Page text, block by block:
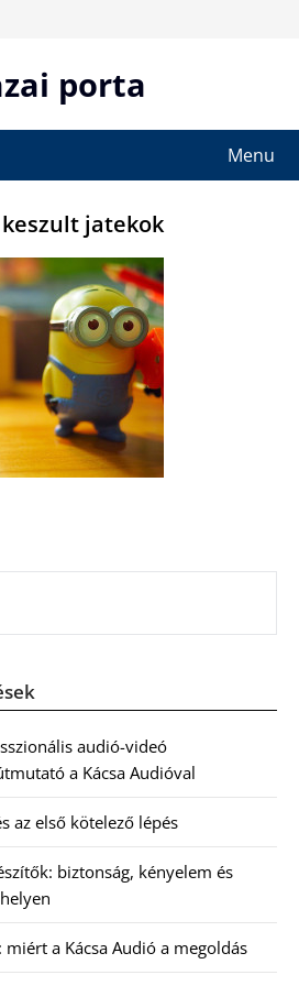
porta
Menu
jatekok
audió-videó
a Kácsa Audióval
az első kötelező lépés
biztonság, kényelem és
miért a Kácsa Audió a megoldás